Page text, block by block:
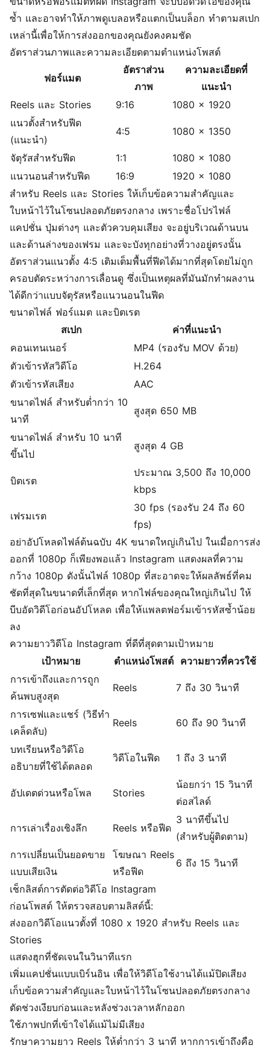
ซ้ำ และอาจทำให้ภาพดูเบลอหรือแตกเป็นบล็อก ทำตามสเปก
เหล่านี้เพื่อให้การส่งออกของคุณยังคงคมชัด
อัตราส่วนภาพและความละเอียดตามตำแหน่งโพสต์
ฟอร์แมต
อัตราส่วน
ภาพ
ความละเอียดที่
แนะนำ
Reels และ Stories
9:16
1080 x 1920
แนวตั้งสำหรับฟีด
(แนะนำ)
4:5 1080 x 1350
จัตุรัสสำหรับฟีด 1:1
1080 x 1080
แนวนอนสำหรับฟีด
16:9
1920 x 1080
สำหรับ Reels และ Stories ให้เก็บข้อความสำคัญและ
ใบหน้าไว้ในโซนปลอดภัยตรงกลาง เพราะชื่อโปรไฟล์
แคปชั่น ปุ่มต่างๆ และตัวควบคุมเสียง จะอยู่บริเวณด้านบน
และด้านล่างของเฟรม และจะบังทุกอย่างที่วางอยู่ตรงนั้น
อัตราส่วนแนวตั้ง 4:5 เติมเต็มพื้นที่ฟีดได้มากที่สุดโดยไม่ถูก
ครอบตัดระหว่างการเลื่อนดู ซึ่งเป็นเหตุผลที่มันมักทำผลงาน
ได้ดีกว่าแบบจัตุรัสหรือแนวนอนในฟีด
ขนาดไฟล์ ฟอร์แมต และบิตเรต
สเปก
ค่าที่แนะนำ
คอนเทนเนอร์
MP4 (รองรับ MOV ด้วย)
ตัวเข้ารหัสวิดีโอ
H.264
ตัวเข้ารหัสเสียง
AAC
ขนาดไฟล์ สำหรับต่ำกว่า 10
นาที
สูงสุด 650 MB
ขนาดไฟล์ สำหรับ 10 นาที
ขึ้นไป
สูงสุด 4 GB
บิตเรต
ประมาณ 3,500 ถึง 10,000
kbps
เฟรมเรต
30 fps (รองรับ 24 ถึง 60
fps)
อย่าอัปโหลดไฟล์ต้นฉบับ 4K ขนาดใหญ่เกินไป ในเมื่อการส่ง
ออกที่ 1080p ก็เพียงพอแล้ว Instagram แสดงผลที่ความ
กว้าง 1080p ดังนั้นไฟล์ 1080p ที่สะอาดจะให้ผลลัพธ์ที่คม
ชัดที่สุดในขนาดที่เล็กที่สุด หากไฟล์ของคุณใหญ่เกินไป ให้
บีบอัดวิดีโอก่อนอัปโหลด เพื่อให้แพลตฟอร์มเข้ารหัสซ้ำน้อย
ลง
ความยาววิดีโอ Instagram ที่ดีที่สุดตามเป้าหมาย
เป้าหมาย
ตำแหน่งโพสต์ ความยาวที่ควรใช้
การเข้าถึงและการถูก
ค้นพบสูงสุด
Reels 7 ถึง 30 วินาที
การเซฟและแชร์ (วิธีทำ
เคล็ดลับ)
Reels 60 ถึง 90 วินาที
บทเรียนหรือวิดีโอ
อธิบายที่ใช้ได้ตลอด
วิดีโอในฟีด 1 ถึง 3 นาที
อัปเดตด่วนหรือโพล Stories
น้อยกว่า 15 วินาที
ต่อสไลด์
การเล่าเรื่องเชิงลึก Reels หรือฟีด
3 นาทีขึ้นไป
(สำหรับผู้ติดตาม)
การเปลี่ยนเป็นยอดขาย
แบบเสียเงิน
โฆษณา Reels
หรือฟีด
6 ถึง 15 วินาที
เช็กลิสต์การตัดต่อวิดีโอ Instagram
ก่อนโพสต์ ให้ตรวจสอบตามลิสต์นี้:
ส่งออกวิดีโอแนวตั้งที่ 1080 x 1920 สำหรับ Reels และ
Stories
แสดงฮุกที่ชัดเจนในวินาทีแรก
เพิ่มแคปชั่นแบบเบิร์นอิน เพื่อให้วิดีโอใช้งานได้แม้ปิดเสียง
เก็บข้อความสำคัญและใบหน้าไว้ในโซนปลอดภัยตรงกลาง
ตัดช่วงเงียบก่อนและหลังช่วงเวลาหลักออก
ใช้ภาพปกที่เข้าใจได้แม้ไม่มีเสียง
รักษาความยาว Reels ให้ต่ำกว่า 3 นาที หากการเข้าถึงคือ